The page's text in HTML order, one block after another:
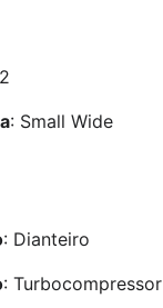
: Small Wide
: Dianteiro
: Turbocompressor